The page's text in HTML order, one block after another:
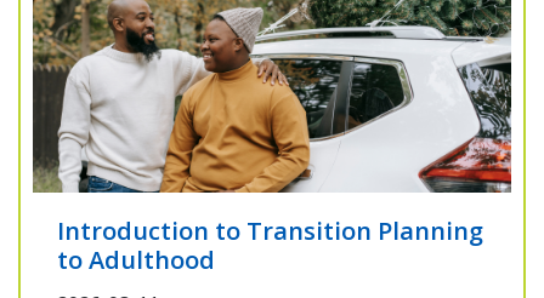
Introduction to Transition Planning
to Adulthood